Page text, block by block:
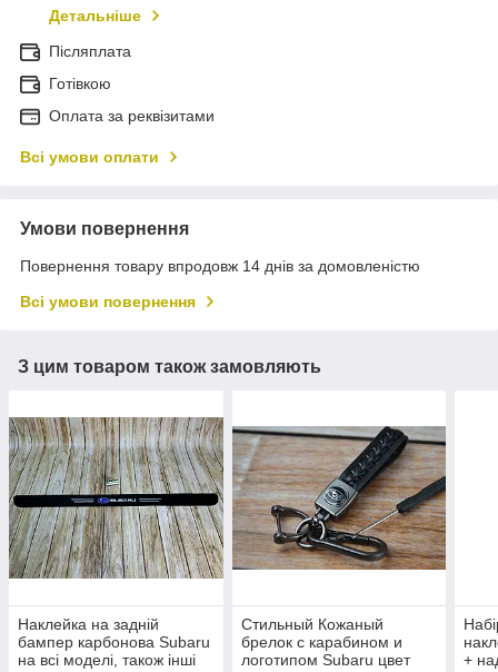
Детальніше
Післяплата
Готівкою
Оплата за реквізитами
Всі умови оплати
Умови повернення
Повернення товару впродовж 14 днів за домовленістю
Всі умови повернення
З цим товаром також замовляють
Наклейка на задній
бампер карбонова Subaru
на всі моделі, також інші
Стильный Кожаный
брелок с карабином и
логотипом Subaru цвет
+